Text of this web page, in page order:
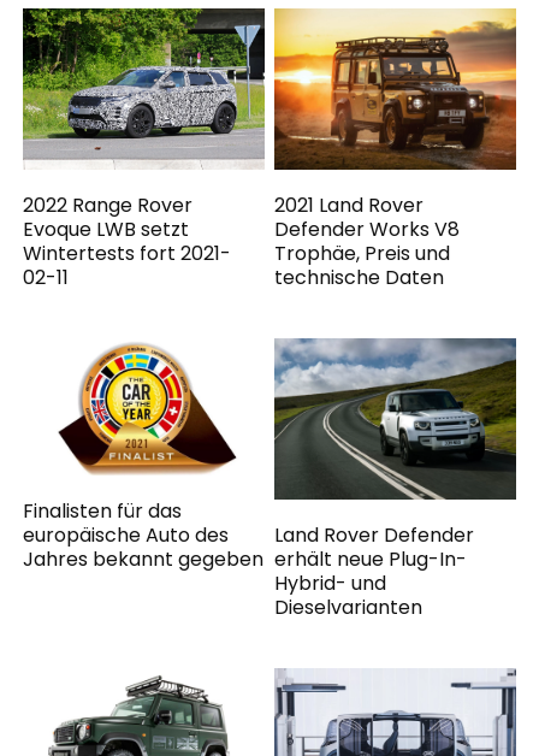
2022 Range Rover
Evoque LWB setzt
Wintertests fort 2021-
02-11
2021 Land Rover
Defender Works V8
Trophäe, Preis und
technische Daten
Finalisten für das
europäische Auto des
Jahres bekannt gegeben
Land Rover Defender
erhält neue Plug-In-
Hybrid- und
Dieselvarianten